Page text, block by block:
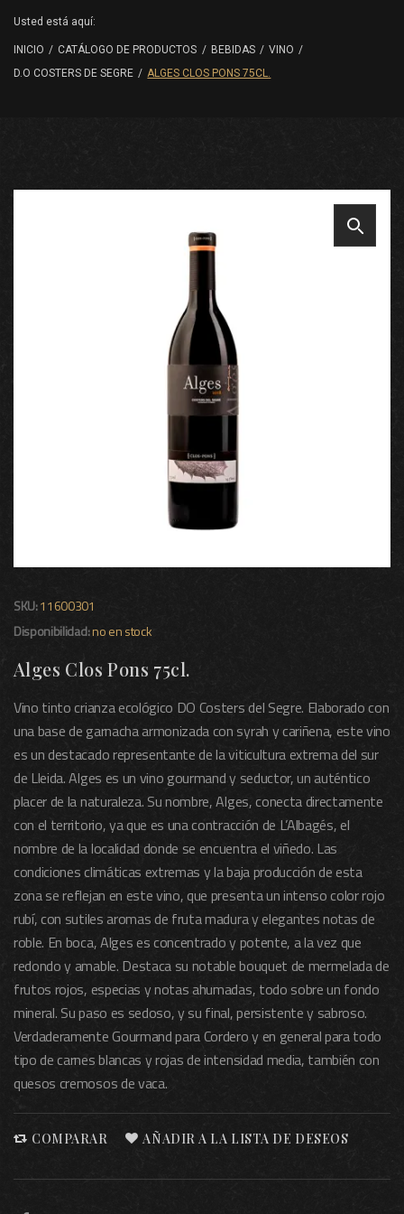
Usted está aquí:
INICIO / CATÁLOGO DE PRODUCTOS / BEBIDAS / VINO /
D.O COSTERS DE SEGRE / ALGES CLOS PONS 75CL.
SKU:11600301
Disponibilidad:no en stock
Alges Clos Pons 75cl.
Vino tinto crianza ecológico DO Costers del Segre. Elaborado con
una base de garnacha armonizada con syrah y cariñena, este vino
es un destacado representante de la viticultura extrema del sur
de Lleida. Alges es un vino gourmand y seductor, un auténtico
placer de la naturaleza. Su nombre, Alges, conecta directamente
con el territorio, ya que es una contracción de L’Albagés, el
nombre de la localidad donde se encuentra el viñedo. Las
condiciones climáticas extremas y la baja producción de esta
zona se reflejan en este vino, que presenta un intenso color rojo
rubí, con sutiles aromas de fruta madura y elegantes notas de
roble. En boca, Alges es concentrado y potente, a la vez que
redondo y amable. Destaca su notable bouquet de mermelada de
frutos rojos, especias y notas ahumadas, todo sobre un fondo
mineral. Su paso es sedoso, y su final, persistente y sabroso.
Verdaderamente Gourmand para Cordero y en general para todo
tipo de carnes blancas y rojas de intensidad media, también con
quesos cremosos de vaca.
COMPARAR AÑADIR A LA LISTA DE DESEOS